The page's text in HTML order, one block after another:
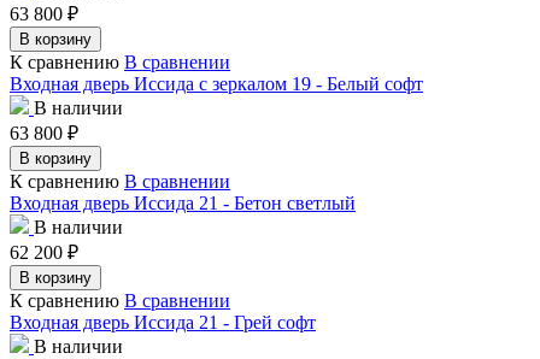
63 800 ₽
В корзину
К сравнению В сравнении
Входная дверь Иссида с зеркалом 19 - Белый софт
В наличии
63 800 ₽
В корзину
К сравнению В сравнении
Входная дверь Иссида 21 - Бетон светлый
В наличии
62 200 ₽
В корзину
К сравнению В сравнении
Входная дверь Иссида 21 - Грей софт
В наличии